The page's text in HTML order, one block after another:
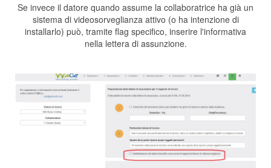
Se invece il datore quando assume la collaboratrice ha già un
sistema di videosorveglianza attivo (o ha intenzione di
installarlo) può, tramite flag specifico, inserire l'informativa
nella lettera di assunzione.